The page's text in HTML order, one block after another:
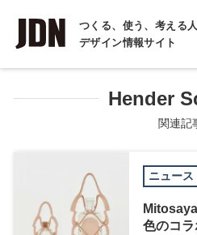
つくる、使う、考える
デザイン情報サイト
INTERVIEW
インタビュー
REPORT
コラム
Hender
関連記
ニュース
色のコ